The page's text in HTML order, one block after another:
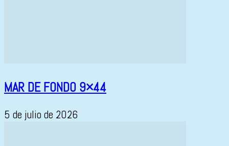
MAR DE FONDO 9×44
5 de julio de 2026